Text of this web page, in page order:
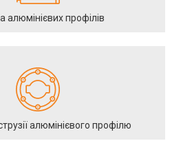
алюмінієвих профілів
алюмінієвого профілю